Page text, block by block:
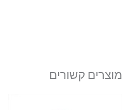
מוצרים קשורים